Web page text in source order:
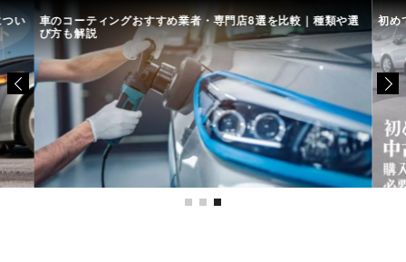
い 車のコーティングおすすめ業者・専門店8選を比較｜種類や選
び方も解説
初め